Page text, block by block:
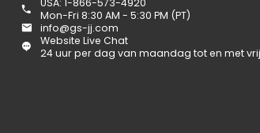
Website Live Chat
24 uur per dag van maandag tot en met
Mon-Fri 8:30 AM - 5:30 PM (PT)
info@gs-jj.com